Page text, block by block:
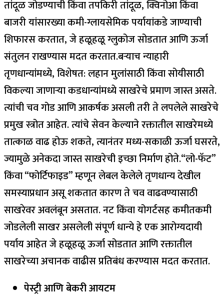
तांदूळ जोडण्याची किंवा तपकिरी तांदूळ, क्विनोआ किंवा
बाजरी यांसारख्या कमी-ग्लायसेमिक पर्यायांकडे जाण्याची
शिफारस करतात, जे हळूहळू ग्लुकोज सोडतात आणि ऊर्जा
संतुलन राखण्यास मदत करतात.बऱ्याच न्याहारी
तृणधान्यांमध्ये, विशेषत: लहान मुलांसाठी किंवा सोयीसाठी
विकल्या जाणाऱ्या कडधान्यांमध्ये साखरेचे प्रमाण जास्त असते.
त्यांची चव गोड आणि आकर्षक असली तरी ते लपलेले साखरेचे
प्रमुख स्त्रोत आहेत. त्यांचे सेवन केल्याने रक्तातील साखरेमध्ये
तात्काळ वाढ होऊ शकते, त्यानंतर मध्य-सकाळी ऊर्जा घसरते,
ज्यामुळे अनेकदा जास्त साखरेची इच्छा निर्माण होते.“लो-फॅट”
किंवा “फोर्टिफाइड” म्हणून लेबल केलेले तृणधान्य देखील
समस्याप्रधान असू शकतात कारण ते चव वाढवण्यासाठी
साखरेवर अवलंबून असतात.नट किंवा योगर्टसह कमीतकमी
जोडलेली साखर असलेली संपूर्ण धान्ये हे एक आरोग्यदायी
पर्याय आहेत जे हळूहळू ऊर्जा सोडतात आणि रक्तातील
साखरेच्या अचानक वाढीस प्रतिबंध करण्यास मदत करतात.
पेस्ट्री आणि बेकरी आयटम